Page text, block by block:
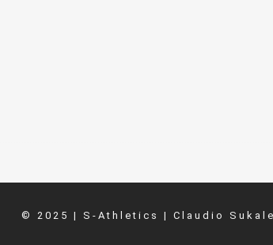
© 2025 | S-Athletics | Claudio Sukale